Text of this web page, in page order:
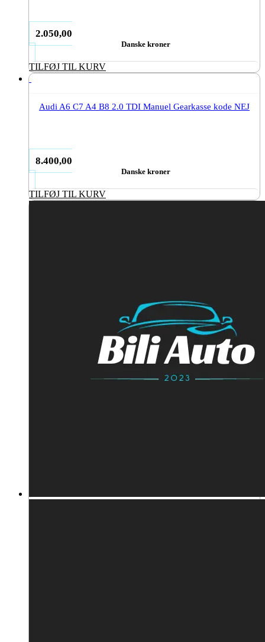
2.050,00
Danske kroner
TILFØJ TIL KURV
Audi A6 C7 A4 B8 2.0 TDI Manuel Gearkasse kode NEJ
8.400,00
Danske kroner
TILFØJ TIL KURV